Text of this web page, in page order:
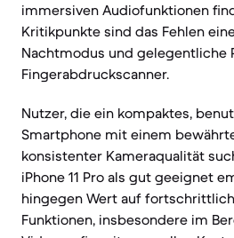
immersiven Audiofunktionen
Kritikpunkte sind das Fehlen
Nachtmodus und gelegentliche
Fingerabdruckscanner.
Nutzer, die ein kompaktes,
Smartphone mit einem
konsistenter Kameraqualität
iPhone 11 Pro als gut geeignet
hingegen Wert auf
Funktionen, insbesondere im